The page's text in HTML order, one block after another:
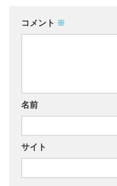
コメント ※
名前
サイト